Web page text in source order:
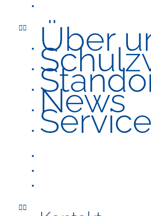
Über
News
Service